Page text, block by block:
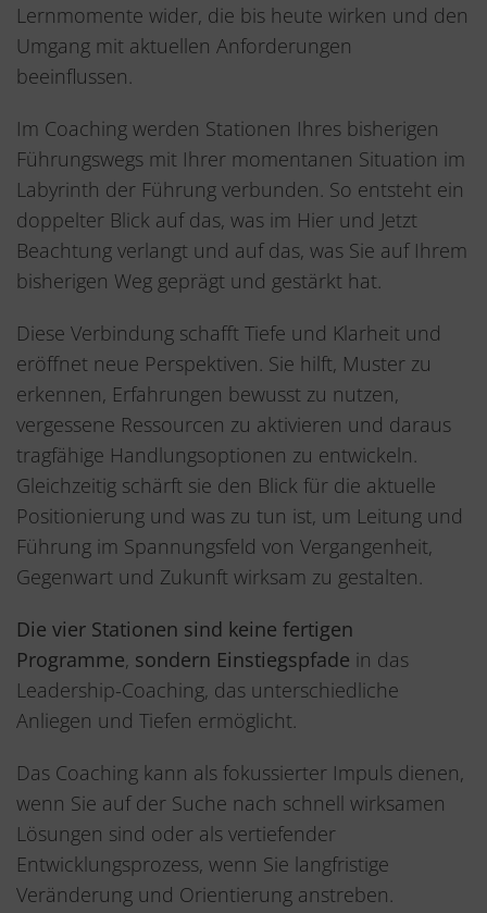
Lernmomente wider, die bis heute wirken und den
Umgang mit aktuellen Anforderungen
beeinflussen.
Im Coaching werden Stationen Ihres bisherigen
Führungswegs mit Ihrer momentanen Situation im
Labyrinth der Führung verbunden. So entsteht ein
doppelter Blick auf das, was im Hier und Jetzt
Beachtung verlangt und auf das, was Sie auf Ihrem
bisherigen Weg geprägt und gestärkt hat.
Diese Verbindung schafft Tiefe und Klarheit und
eröffnet neue Perspektiven. Sie hilft, Muster zu
erkennen, Erfahrungen bewusst zu nutzen,
vergessene Ressourcen zu aktivieren und daraus
tragfähige Handlungsoptionen zu entwickeln.
Gleichzeitig schärft sie den Blick für die aktuelle
Positionierung und was zu tun ist, um Leitung und
Führung im Spannungsfeld von Vergangenheit,
Gegenwart und Zukunft wirksam zu gestalten.
Die vier Stationen sind keine fertigen
Programme, sondern Einstiegspfade in das
Leadership-Coaching, das unterschiedliche
Anliegen und Tiefen ermöglicht.
Das Coaching kann als fokussierter Impuls dienen,
wenn Sie auf der Suche nach schnell wirksamen
Lösungen sind oder als vertiefender
Entwicklungsprozess, wenn Sie langfristige
Veränderung und Orientierung anstreben.